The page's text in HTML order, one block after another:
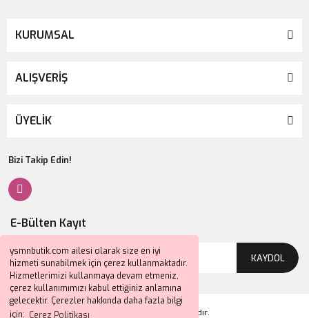
ysmnbutik.com ailesi olarak size en iyi
hizmeti sunabilmek için çerez kullanmaktadır.
Hizmetlerimizi kullanmaya devam etmeniz,
çerez kullanımımızı kabul ettiğiniz anlamına
gelecektir. Çerezler hakkında daha fazla bilgi
için: Çerez Politikası
KURUMSAL
ALIŞVERİŞ
ÜYELİK
Bizi Takip Edin!
E-Bülten Kayıt
KAYDOL
2024 © Tüm Hakları Saklıdır.